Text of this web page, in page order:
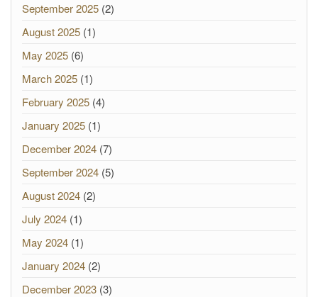
September 2025 (2)
August 2025 (1)
May 2025 (6)
March 2025 (1)
February 2025 (4)
January 2025 (1)
December 2024 (7)
September 2024 (5)
August 2024 (2)
July 2024 (1)
May 2024 (1)
January 2024 (2)
December 2023 (3)